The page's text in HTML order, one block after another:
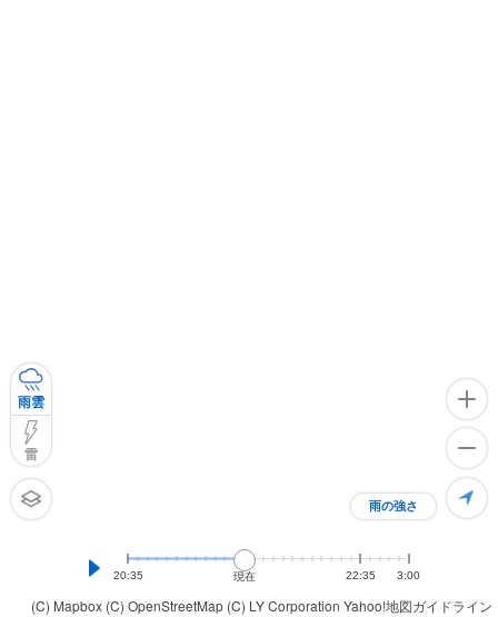
(C) Mapbox (C) OpenStreetMap (C) LY Corporation Yahoo!地図ガイドライン
雨の強さ
雨雲
雷
20:35 現在 22:35 3:00